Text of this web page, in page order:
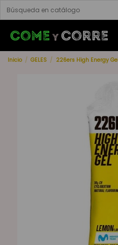
Inicio GELES 226ers High Energy